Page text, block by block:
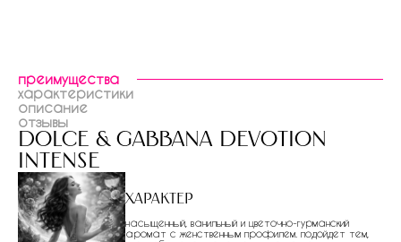
преимущества
характеристики
описание
отзывы
dolce & gabbana devotion
intense
Характер
насыщенный, ванильный и цветочно-гурманский
аромат с женственным профилем. подойдет тем,